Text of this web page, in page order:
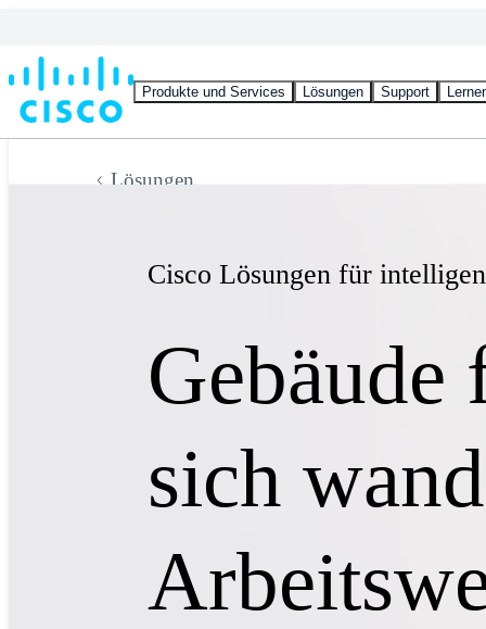
Produkte und Services Lösungen Support
Lösungen
Cisco Lösungen für
Gebäude
sich